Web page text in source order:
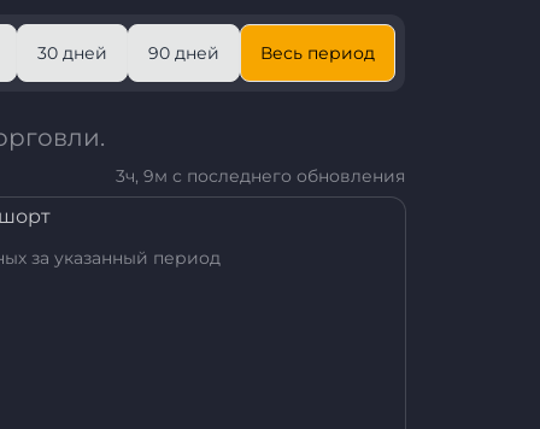
30 дней 90 дней Весь период
3ч, 9м с последнего обновления
за указанный период